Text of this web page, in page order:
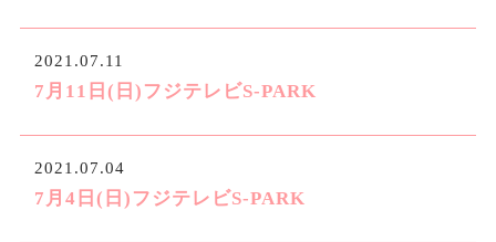
2021.07.11
7月11日(日)フジテレビS-PARK
2021.07.04
7月4日(日)フジテレビS-PARK